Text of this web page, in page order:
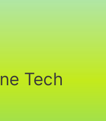
Tech